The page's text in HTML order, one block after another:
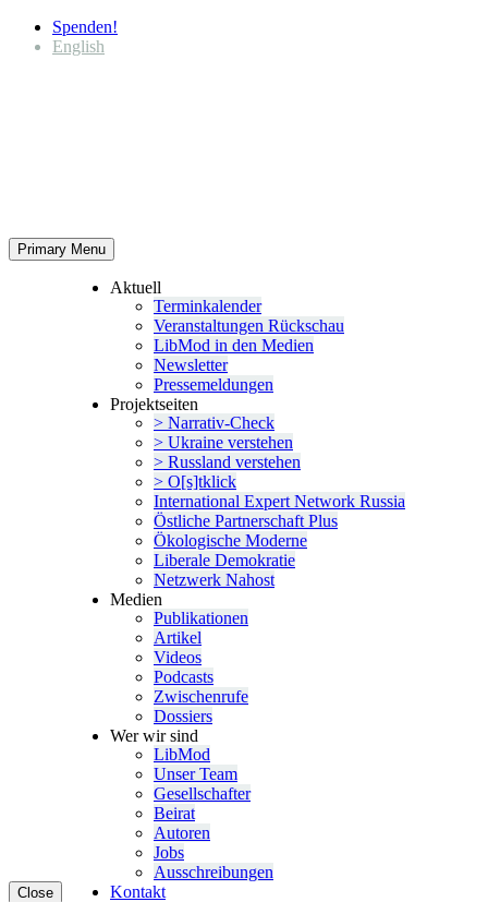
Spenden!
English
Primary Menu
Close
Aktuell
Termin­ka­lender
Veran­stal­tungen Rückschau
LibMod in den Medien
Newsletter
Presse­mel­dungen
Projekt­seiten
> Narrativ-Check
> Ukraine verstehen
> Russland verstehen
> O[s]tklick
Inter­na­tional Expert Network Russia
Östliche Partner­schaft Plus
Ökolo­gische Moderne
Liberale Demokratie
Netzwerk Nahost
Medien
Publi­ka­tionen
Artikel
Videos
Podcasts
Zwischenrufe
Dossiers
Wer wir sind
LibMod
Unser Team
Gesell­schafter
Beirat
Autoren
Jobs
Ausschrei­bungen
Kontakt